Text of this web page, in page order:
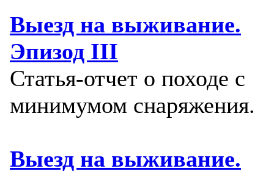
Выезд на выживание.
Эпизод III
Статья-отчет о походе с
минимумом снаряжения.
Выезд на выживание.